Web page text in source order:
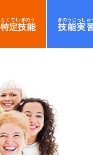
特定技能
とくていぎのう
技能実
ぎのうじっしゅ